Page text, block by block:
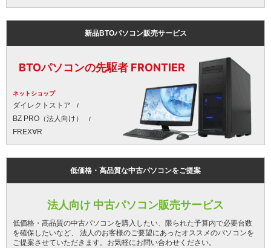
新品BTOパソコン販売サービス
BTOパソコンの先駆者 FRONTIER
ネットショップ
ダイレクトストア
BZ PRO（法人向け）
FREX∀R
低価格・高品質な中古パソコンをご提案
法人向け 中古パソコン販売サービス
低価格・高品質の中古パソコンを購入したい、限られた予算内で必要台数
を確保したいなど、 法人のお客様のご要望にあったオススメのパソコンを
ご提案させていただきます。お気軽にお問い合わせください。